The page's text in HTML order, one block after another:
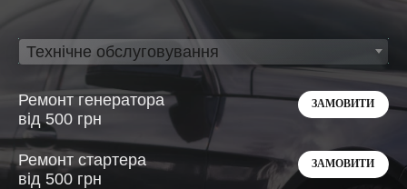
Технічне обслуговування
Ремонт генератора
від 500 грн
ЗАМОВИТИ
Ремонт стартера
від 500 грн
ЗАМОВИТИ